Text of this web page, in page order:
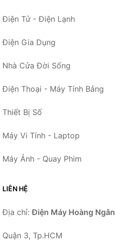
Điện Tử - Điện Lạnh
Điện Gia Dụng
Nhà Cửa Đời Sống
Điện Thoại - Máy Tính Bảng
Thiết Bị Số
Máy Vi Tính - Laptop
Máy Ảnh - Quay Phim
LIÊN HỆ
Địa chỉ:Điện Máy Hoàng Ngân
Quận 3, Tp.HCM